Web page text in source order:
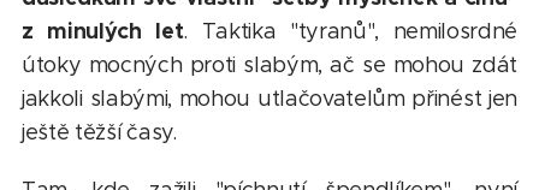
z minulých let. Taktika "tyranů", nemilosrdné
útoky mocných proti slabým, ač se mohou zdát
jakkoli slabými, mohou utlačovatelům přinést jen
ještě těžší časy.